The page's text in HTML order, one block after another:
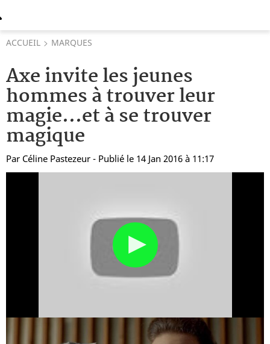
ACCUEIL MARQUES
Axe invite les jeunes
hommes à trouver leur
magie...et à se trouver
magique
Par Céline Pastezeur - Publié le 14 Jan 2016 à 11:17